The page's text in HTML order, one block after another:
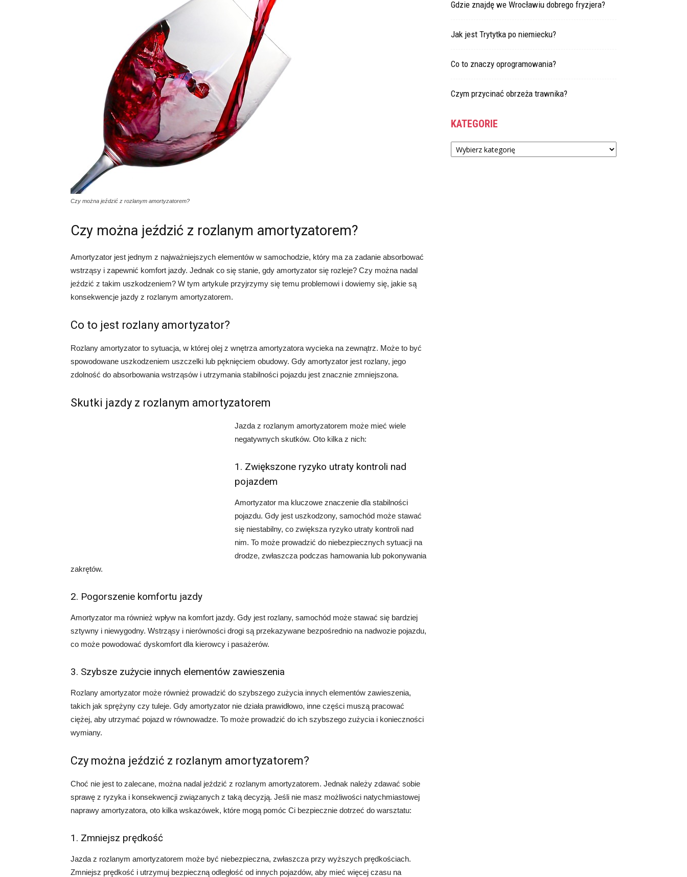
Czy można jeździć z rozlanym amortyzatorem?
Czy można jeździć z rozlanym amortyzatorem?
Amortyzator jest jednym z najważniejszych elementów w samochodzie, który ma za zadanie absorbować
wstrząsy i zapewnić komfort jazdy. Jednak co się stanie, gdy amortyzator się rozleje? Czy można nadal
jeździć z takim uszkodzeniem? W tym artykule przyjrzymy się temu problemowi i dowiemy się, jakie są
konsekwencje jazdy z rozlanym amortyzatorem.
Co to jest rozlany amortyzator?
Rozlany amortyzator to sytuacja, w której olej z wnętrza amortyzatora wycieka na zewnątrz. Może to być
spowodowane uszkodzeniem uszczelki lub pęknięciem obudowy. Gdy amortyzator jest rozlany, jego
zdolność do absorbowania wstrząsów i utrzymania stabilności pojazdu jest znacznie zmniejszona.
Skutki jazdy z rozlanym amortyzatorem
Jazda z rozlanym amortyzatorem może mieć wiele
negatywnych skutków. Oto kilka z nich:
1. Zwiększone ryzyko utraty kontroli nad
pojazdem
Amortyzator ma kluczowe znaczenie dla stabilności
pojazdu. Gdy jest uszkodzony, samochód może stawać
się niestabilny, co zwiększa ryzyko utraty kontroli nad
nim. To może prowadzić do niebezpiecznych sytuacji na
drodze, zwłaszcza podczas hamowania lub pokonywania
zakrętów.
2. Pogorszenie komfortu jazdy
Amortyzator ma również wpływ na komfort jazdy. Gdy jest rozlany, samochód może stawać się bardziej
sztywny i niewygodny. Wstrząsy i nierówności drogi są przekazywane bezpośrednio na nadwozie pojazdu,
co może powodować dyskomfort dla kierowcy i pasażerów.
3. Szybsze zużycie innych elementów zawieszenia
Rozlany amortyzator może również prowadzić do szybszego zużycia innych elementów zawieszenia,
takich jak sprężyny czy tuleje. Gdy amortyzator nie działa prawidłowo, inne części muszą pracować
ciężej, aby utrzymać pojazd w równowadze. To może prowadzić do ich szybszego zużycia i konieczności
wymiany.
Czy można jeździć z rozlanym amortyzatorem?
Choć nie jest to zalecane, można nadal jeździć z rozlanym amortyzatorem. Jednak należy zdawać sobie
sprawę z ryzyka i konsekwencji związanych z taką decyzją. Jeśli nie masz możliwości natychmiastowej
naprawy amortyzatora, oto kilka wskazówek, które mogą pomóc Ci bezpiecznie dotrzeć do warsztatu:
1. Zmniejsz prędkość
Jazda z rozlanym amortyzatorem może być niebezpieczna, zwłaszcza przy wyższych prędkościach.
Zmniejsz prędkość i utrzymuj bezpieczną odległość od innych pojazdów, aby mieć więcej czasu na
Gdzie znajdę we Wrocławiu dobrego fryzjera?
Jak jest Trytytka po niemiecku?
Co to znaczy oprogramowania?
Czym przycinać obrzeża trawnika?
KATEGORIE
Kategorie